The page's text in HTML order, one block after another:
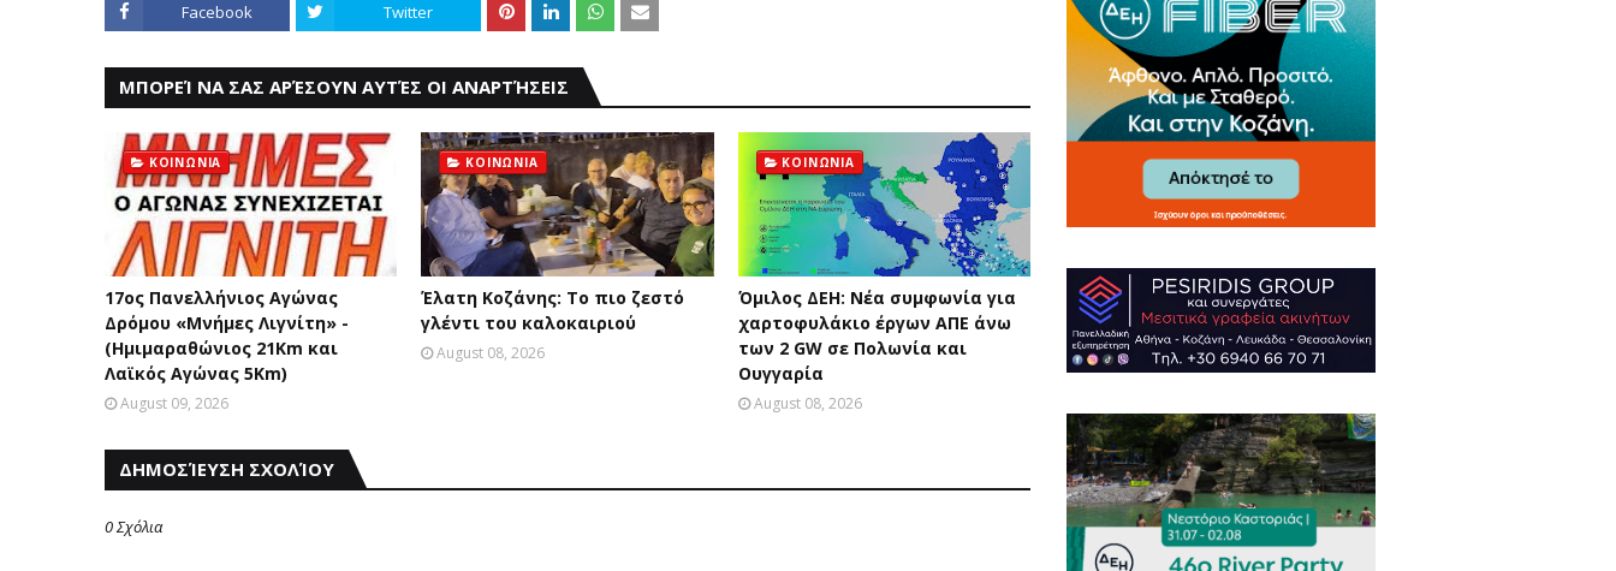
Facebook Twitter
ΜΠΟΡΕΊ ΝΑ ΣΑΣ ΑΡΈΣΟΥΝ ΑΥΤΈΣ ΟΙ ΑΝΑΡΤΉΣΕΙΣ
ΚΟΙΝΩΝΙΑ
17ος Πανελλήνιος Αγώνας
Δρόμου «Μνήμες Λιγνίτη» -
(Ημιμαραθώνιος 21Km και
Λαϊκός Αγώνας 5Km)
August 09, 2026
ΚΟΙΝΩΝΙΑ
Έλατη Κοζάνης: Το πιο ζεστό
γλέντι του καλοκαιριού
August 08, 2026
ΚΟΙΝΩΝΙΑ
Όμιλος ΔΕΗ: Νέα συμφωνία για
χαρτοφυλάκιο έργων ΑΠΕ άνω
των 2 GW σε Πολωνία και
Ουγγαρία
August 08, 2026
ΔΗΜΟΣΊΕΥΣΗ ΣΧΟΛΊΟΥ
0 Σχόλια